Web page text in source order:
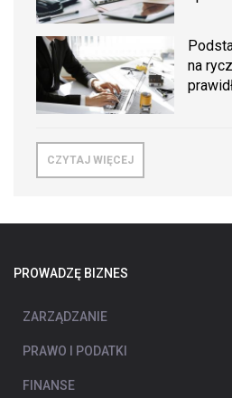
na
CZYTAJ WIĘCEJ
PROWADZĘ BIZNES
ZARZĄDZANIE
PRAWO I PODATKI
FINANSE